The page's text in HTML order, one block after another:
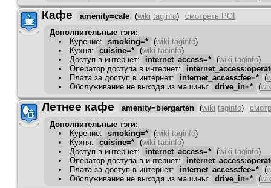
Кафе amenity=cafe (wiki taginfo)
смотреть POI
Дополнительные тэги:
Курение: smoking=* (wiki taginfo)
Кухня: cuisine=* (wiki taginfo)
Доступ в интернет: internet_access=* (wiki taginfo)
Оператор доступа в интернет:
Плата за доступ в интернет: internet_access:fee=* (
Обслуживание не выходя из машины: drive_in=* (
Летнее кафе amenity=biergarten (wiki taginfo)
Дополнительные тэги:
Курение: smoking=* (wiki taginfo)
Кухня: cuisine=* (wiki taginfo)
Доступ в интернет: internet_access=* (wiki taginfo)
Оператор доступа в интернет:
Плата за доступ в интернет: internet_access:fee=* (
Обслуживание не выходя из машины: drive_in=* (